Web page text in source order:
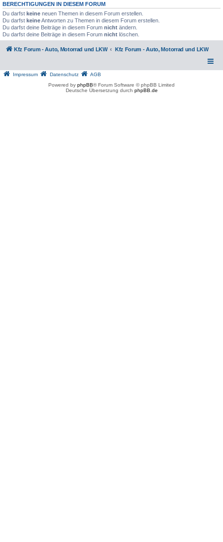
BERECHTIGUNGEN IN DIESEM FORUM
Du darfst keine neuen Themen in diesem Forum erstellen.
Du darfst keineAntworten zu Themen in diesem Forum erstellen.
Du darfst deine Beiträge in diesem Forum nicht ändern.
Du darfst deine Beiträge in diesem Forum nicht löschen.
Kfz Forum - Auto, Motorrad und LKW Kfz Forum - Auto, Motorrad und LKW
Impressum Datenschutz
AGB
Powered by phpBB® Forum Software © phpBB Limited
Deutsche Übersetzung durch phpBB.de